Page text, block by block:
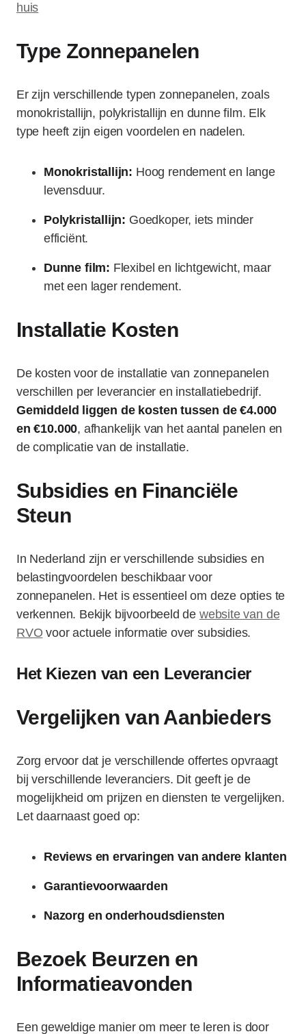
huis
Type Zonnepanelen
Er zijn verschillende typen zonnepanelen, zoals
monokristallijn, polykristallijn en dunne film. Elk
type heeft zijn eigen voordelen en nadelen.
Monokristallijn: Hoog rendement en lange
levensduur.
Polykristallijn: Goedkoper, iets minder
efficiënt.
Dunne film: Flexibel en lichtgewicht, maar
met een lager rendement.
Installatie Kosten
De kosten voor de installatie van zonnepanelen
verschillen per leverancier en installatiebedrijf.
Gemiddeld liggen de kosten tussen de €4.000
en €10.000, afhankelijk van het aantal panelen en
de complicatie van de installatie.
Subsidies en Financiële
Steun
In Nederland zijn er verschillende subsidies en
belastingvoordelen beschikbaar voor
zonnepanelen. Het is essentieel om deze opties te
verkennen. Bekijk bijvoorbeeld de website van de
RVO voor actuele informatie over subsidies.
Het Kiezen van een Leverancier
Vergelijken van Aanbieders
Zorg ervoor dat je verschillende offertes opvraagt
bij verschillende leveranciers. Dit geeft je de
mogelijkheid om prijzen en diensten te vergelijken.
Let daarnaast goed op:
Reviews en ervaringen van andere klanten
Garantievoorwaarden
Nazorg en onderhoudsdiensten
Bezoek Beurzen en
Informatieavonden
Een geweldige manier om meer te leren is door